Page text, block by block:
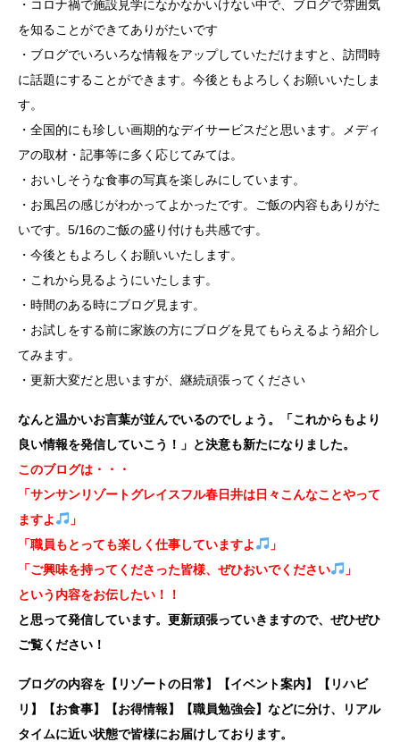
・コロナ禍で施設見学になかなかいけない中で、ブログで雰囲気
を知ることができてありがたいです
・ブログでいろいろな情報をアップしていただけますと、訪問時
に話題にすることができます。今後ともよろしくお願いいたしま
す。
・全国的にも珍しい画期的なデイサービスだと思います。メディ
アの取材・記事等に多く応じてみては。
・おいしそうな食事の写真を楽しみにしています。
・お風呂の感じがわかってよかったです。ご飯の内容もありがた
いです。5/16のご飯の盛り付けも共感です。
・今後ともよろしくお願いいたします。
・これから見るようにいたします。
・時間のある時にブログ見ます。
・お試しをする前に家族の方にブログを見てもらえるよう紹介し
てみます。
・更新大変だと思いますが、継続頑張ってください
なんと温かいお言葉が並んでいるのでしょう。「これからもより
良い情報を発信していこう！」と決意も新たになりました。
このブログは・・・
「サンサンリゾートグレイスフル春日井は日々こんなことやって
ますよ
」
「職員もとっても楽しく仕事していますよ
」
「ご興味を持ってくださった皆様、ぜひおいでください
」
という内容をお伝したい！！
と思って発信しています。更新頑張っていきますので、ぜひぜひ
ご覧ください！
ブログの内容を【リゾートの日常】【イベント案内】【リハビ
リ】【お食事】【お得情報】【職員勉強会】などに分け、リアル
タイムに近い状態で皆様にお届けしております。